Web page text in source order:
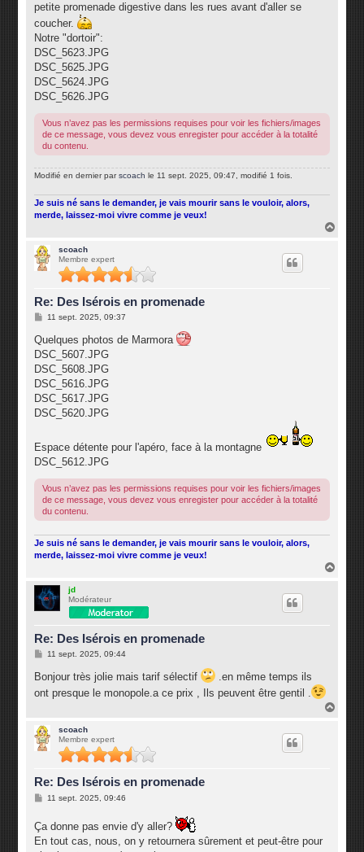
petite promenade digestive dans les rues avant d'aller se
coucher.
Notre "dortoir":
DSC_5623.JPG
DSC_5625.JPG
DSC_5624.JPG
DSC_5626.JPG
Vous n’avez pas les permissions requises pour voir les fichiers/images
de ce message, vous devez vous enregister pour accéder à la totalité
du contenu.
Modifié en dernier parscoach le 11 sept. 2025, 09:47, modifié 1 fois.
Je suis né sans le demander, je vais mourir sans le vouloir, alors,
merde, laissez-moi vivre comme je veux!
scoach
Membre expert
Re: Des Isérois en promenade
M
s
s
a
g
e
11 sept. 2025, 09:37
Quelques photos de Marmora
DSC_5607.JPG
DSC_5608.JPG
DSC_5616.JPG
DSC_5617.JPG
DSC_5620.JPG
Espace détente pour l'apéro, face à la montagne
DSC_5612.JPG
Vous n’avez pas les permissions requises pour voir les fichiers/images
de ce message, vous devez vous enregister pour accéder à la totalité
du contenu.
Je suis né sans le demander, je vais mourir sans le vouloir, alors,
merde, laissez-moi vivre comme je veux!
jd
Modérateur
Re: Des Isérois en promenade
M
s
s
a
11 sept. 2025, 09:44
Bonjour très jolie mais tarif sélectif
.en même temps ils
ont presque le monopole.a ce prix , Ils peuvent être gentil .
scoach
Membre expert
Re: Des Isérois en promenade
M
s
g
11 sept. 2025, 09:46
Ça donne pas envie d'y aller?
En tout cas, nous, on y retournera sûrement et peut-être pour